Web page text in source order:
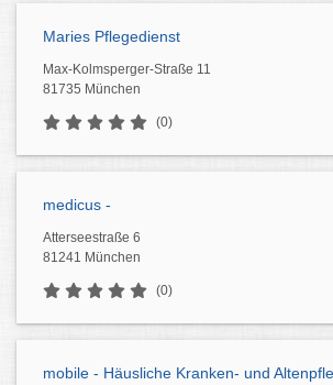
Maries Pflegedienst
Max-Kolmsperger-Straße 11
81735 München
(0)
medicus -
Atterseestraße 6
81241 München
(0)
mobile - Häusliche Kranken- und